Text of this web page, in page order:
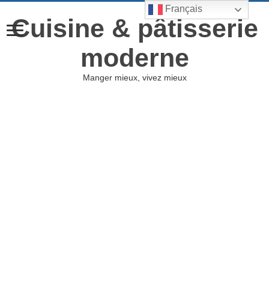
Cuisine & pâtisserie
moderne
Manger mieux, vivez mieux
Français